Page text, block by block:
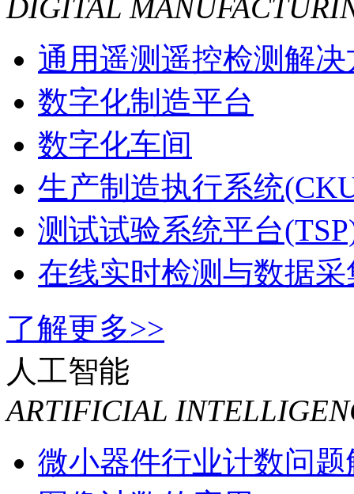
数字化制造
DIGITAL
通用遥测遥控检测解决
数字化制造平台
数字化车间
生产制造执行系统
测试试验系统平台
在线实时检测与数据采
了解更多>>
人工智能
ARTIFICIAL